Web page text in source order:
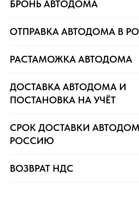
БРОНЬ АВТОДОМА
ОТПРАВКА АВТОДОМА В
РАСТАМОЖКА АВТОДОМА
ДОСТАВКА АВТОДОМА И
ПОСТАНОВКА НА УЧЁТ
СРОК ДОСТАВКИ
РОССИЮ
ВОЗВРАТ НДС